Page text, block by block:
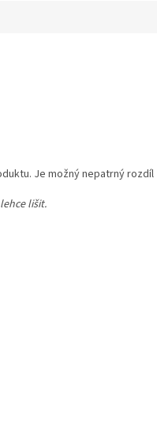
Je možný nepatrný rozdíl
lišit.